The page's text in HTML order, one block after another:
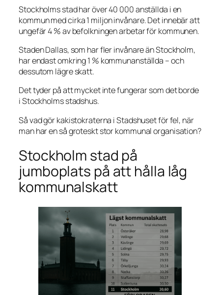
Stockholms stad har över 40 000 anställda i en
kommun med cirka 1 miljon invånare. Det innebär att
ungefär 4 % av befolkningen arbetar för kommunen.
Staden Dallas, som har fler invånare än Stockholm,
har endast omkring 1 % kommunanställda – och
dessutom lägre skatt.
Det tyder på att mycket inte fungerar som det borde
i Stockholms stadshus.
Så vad gör kakistokraterna i Stadshuset för fel, när
man har en så groteskt stor kommunal organisation?
Stockholm stad på
jumboplats på att hålla låg
kommunalskatt